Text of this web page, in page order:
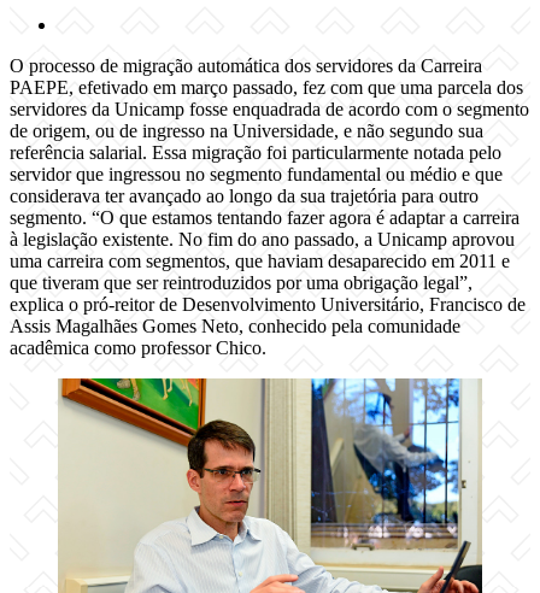
O processo de migração automática dos servidores da Carreira
PAEPE, efetivado em março passado, fez com que uma parcela dos
servidores da Unicamp fosse enquadrada de acordo com o segmento
de origem, ou de ingresso na Universidade, e não segundo sua
referência salarial. Essa migração foi particularmente notada pelo
servidor que ingressou no segmento fundamental ou médio e que
considerava ter avançado ao longo da sua trajetória para outro
segmento. “O que estamos tentando fazer agora é adaptar a carreira
à legislação existente. No fim do ano passado, a Unicamp aprovou
uma carreira com segmentos, que haviam desaparecido em 2011 e
que tiveram que ser reintroduzidos por uma obrigação legal”,
explica o pró-reitor de Desenvolvimento Universitário, Francisco de
Assis Magalhães Gomes Neto, conhecido pela comunidade
acadêmica como professor Chico.